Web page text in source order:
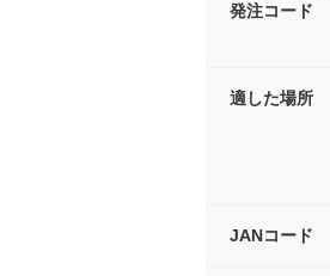
発注コード
適した場所
JANコード